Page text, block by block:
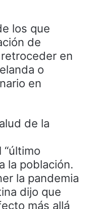
los que
de
en
o
en
de la
la población.
la pandemia
dijo que
más allá